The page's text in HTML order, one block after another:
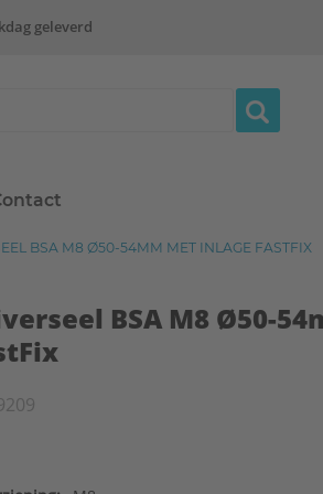
geleverd
BSA M8 Ø50-54MM MET INLAGE FASTFIX
BSA M8 Ø50-